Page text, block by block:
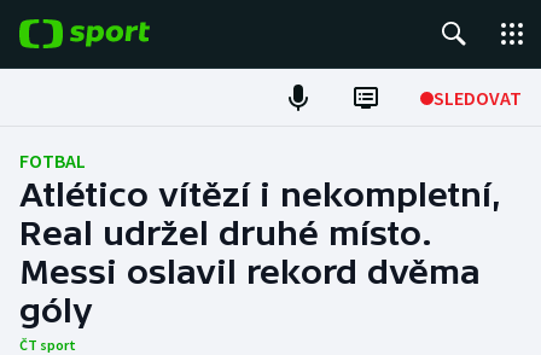
SLEDOVAT
Fotbal
Hokej
Tenis
Atletika
FOTBAL
Atlético vítězí i nekompletní,
Real udržel druhé místo.
Messi oslavil rekord dvěma
góly
ČT sport